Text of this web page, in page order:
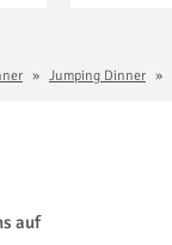
Jumping Dinner
auf